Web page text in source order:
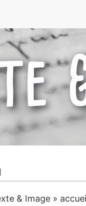
& Image »